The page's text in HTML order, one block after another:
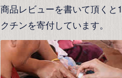
商品レビューを書いて頂くと
クチンを寄付しています。